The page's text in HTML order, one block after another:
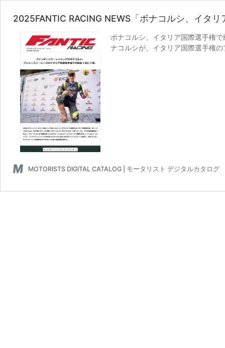
2025FANTIC RACING NEWS「ボナコルシ、イタ
ボナコルシ、イタリア国際選手権
ナコルシが、イタリア国際選手権
MOTORISTS DIGITAL CATALOG | モータリスト デジタルカタログ